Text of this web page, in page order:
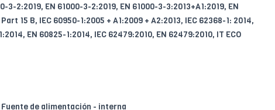
3-2:2019, EN 61000-3-2:2019, EN 61000-3-3:2013+A1:2019, EN
15 B, IEC 60950-1:2005 + A1:2009 + A2:2013, IEC 62368-1: 2014,
EN 60825-1:2014, IEC 62479:2010, EN 62479:2010, IT ECO
Fuente de alimentación - interna